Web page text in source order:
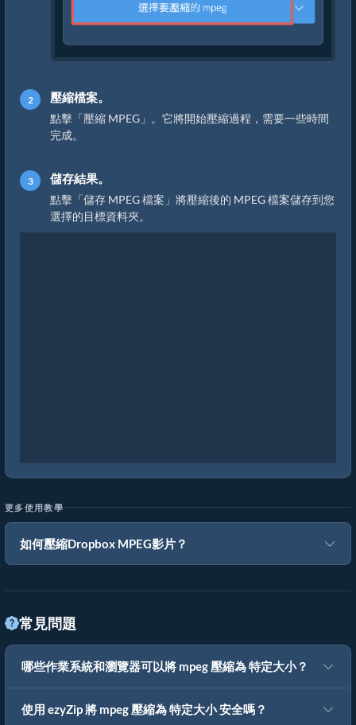
壓縮檔案。
點擊「壓縮 MPEG」。它將開始壓縮過程，需要一些時間
完成。
儲存結果。
點擊「儲存 MPEG 檔案」將壓縮後的 MPEG 檔案儲存到您
選擇的目標資料夾。
更多使用教學
如何壓縮Dropbox MPEG影片？
常見問題
哪些作業系統和瀏覽器可以將 mpeg 壓縮為 特定大小？
使用 ezyZip 將 mpeg 壓縮為 特定大小 安全嗎？